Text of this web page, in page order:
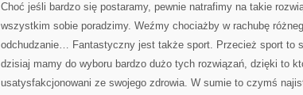
Choć jeśli bardzo się postaramy, pewnie natrafimy na takie
wszystkim sobie poradzimy. Weźmy chociażby w rachubę
odchudzanie… Fantastyczny jest także sport. Przecież sport to
dzisiaj mamy do wyboru bardzo dużo tych rozwiązań, dzięki to
usatysfakcjonowani ze swojego zdrowia. W sumie to czymś